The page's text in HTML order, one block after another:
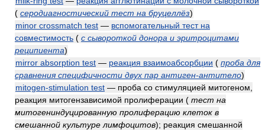
( серодиагностический тест на бруцеллёз)
minor crossmatch test — вспомогательный тест на
совместимость ( с сывороткой донора и эритроцитами
реципиента)
mirror absorption test — реакция взаимоабсорбции ( проба для
сравнения специфичности двух пар антиген-антитело)
mitogen-stimulation test — проба со стимуляцией митогеном,
реакция митогензависимой пролиферации ( тест на
митогениндуцированную пролиферацию клеток в
смешанной культуре лимфоцитов); реакция смешанной